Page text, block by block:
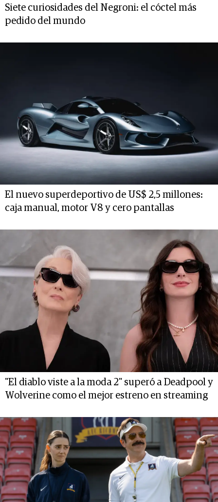
Siete curiosidades del Negroni: el cóctel más
pedido del mundo
El nuevo superdeportivo de US$ 2,5 millones:
caja manual, motor V8 y cero pantallas
"El diablo viste a la moda 2" superó a Deadpool y
Wolverine como el mejor estreno en streaming